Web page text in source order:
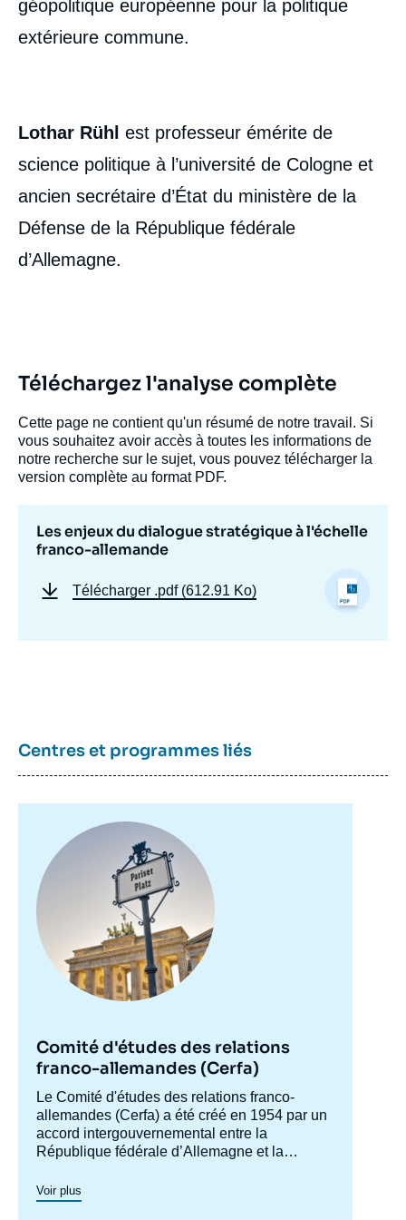
géopolitique européenne pour la politique
extérieure commune.
Lothar Rühl est professeur émérite de
science politique à l’université de Cologne et
ancien secrétaire d’État du ministère de la
Défense de la République fédérale
d’Allemagne.
Téléchargez l'analyse complète
Cette page ne contient qu'un résumé de notre travail. Si
vous souhaitez avoir accès à toutes les informations de
notre recherche sur le sujet, vous pouvez télécharger la
version complète au format PDF.
Les enjeux du dialogue stratégique à l'échelle
franco-allemande
Télécharger .pdf (612.91 Ko)
Centres et programmes liés
principale
Comité d'études des relations
franco-allemandes (Cerfa)
Accroche
centre
Le Comité d'études des relations franco-
allemandes (Cerfa) a été créé en 1954 par un
accord intergouvernemental entre la
République fédérale d’Allemagne et la
l'Allemagne en France et analyser les
relations franco-allemandes y compris dans
Voir plus
publication
Lothar RÜHL, « Les enjeux du dialogue
stratégique à l'échelle franco-allemande »,